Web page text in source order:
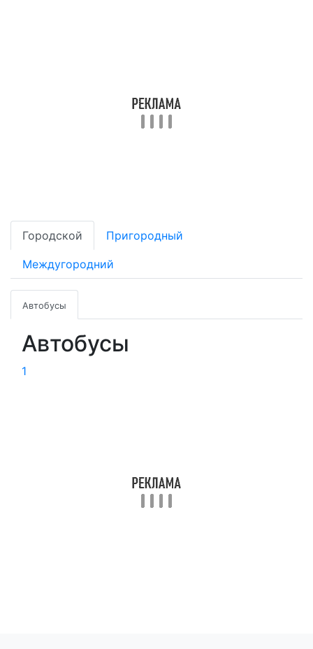
Городской Пригородный
Междугородний
Автобусы
Автобусы
1